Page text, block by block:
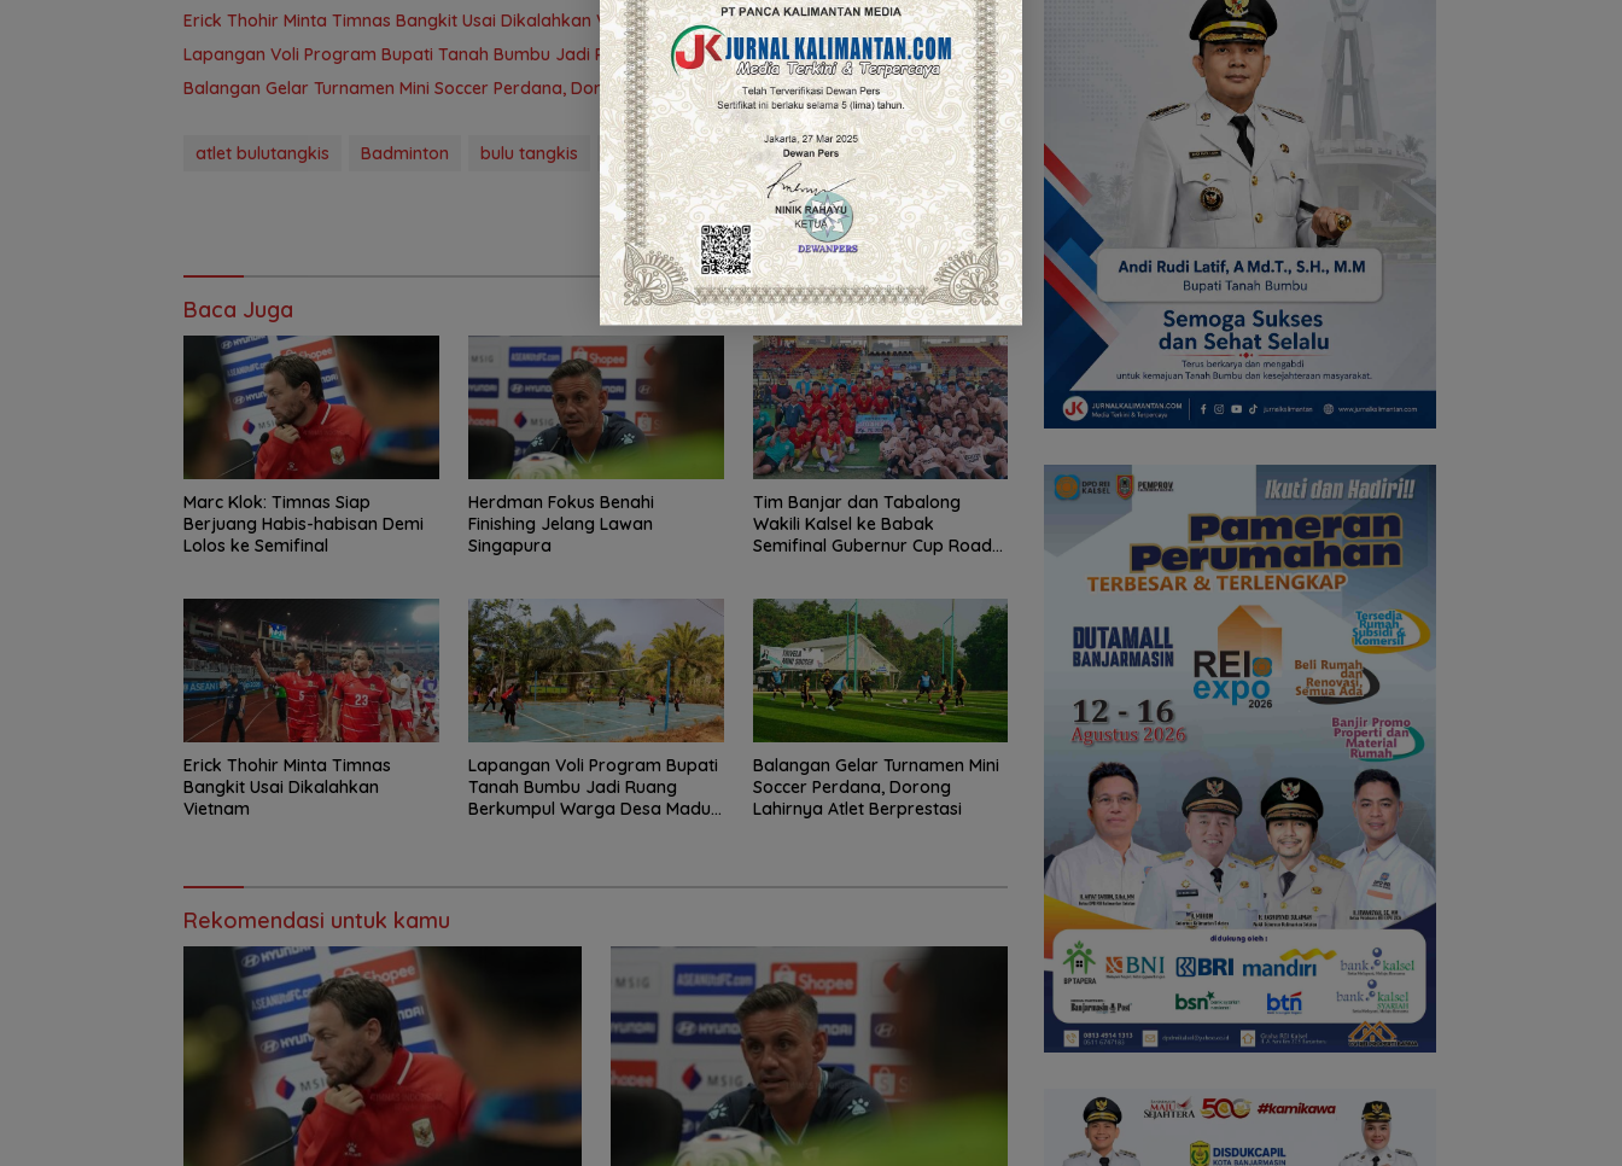
Erick Thohir Minta Timnas Bangkit Usai Dikalahkan Vietnam
Lapangan Voli Program Bupati Tanah Bumbu Jadi Ruang Berkumpul Warga Desa Madu Retno
Balangan Gelar Turnamen Mini Soccer Perdana, Dorong Lahirnya Atlet Berprestasi
atlet bulutangkis Badminton bulu tangkis olahraga Thailand open
Baca Juga
Marc Klok: Timnas Siap
Berjuang Habis-habisan Demi
Lolos ke Semifinal
Herdman Fokus Benahi
Finishing Jelang Lawan
Singapura
Tim Banjar dan Tabalong
Wakili Kalsel ke Babak
Semifinal Gubernur Cup Road
Erick Thohir Minta Timnas
Bangkit Usai Dikalahkan
Vietnam
Lapangan Voli Program Bupati
Tanah Bumbu Jadi Ruang
Berkumpul Warga Desa Madu
Balangan Gelar Turnamen Mini
Soccer Perdana, Dorong
Lahirnya Atlet Berprestasi
Rekomendasi untuk kamu